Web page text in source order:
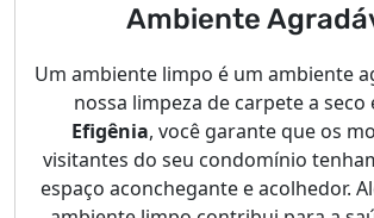
Ambiente
Um ambiente limpo é um ambiente
nossa limpeza de carpete a seco
Efigênia, você garante que os
visitantes do seu condomínio
espaço aconchegante e acolhedor.